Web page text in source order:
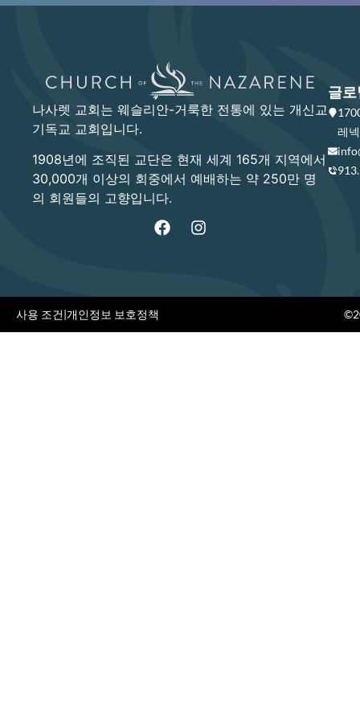
나사렛 교회는 웨슬리안-거룩한 전통에 있는 개신교
기독교 교회입니다.
1908년에 조직된 교단은 현재 세계 165개 지역에서
30,000개 이상의 회중에서 예배하는 약 250만 명
의 회원들의 고향입니다.
글로
레
사용 조건|개인정보 보호정책